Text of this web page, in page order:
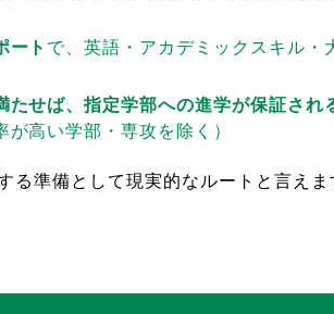
ート で、英語・アカデミックスキル・
たせば、指定学部への進学が保証され
高い学部・専攻を除く）
る準備として現実的なルートと言えま